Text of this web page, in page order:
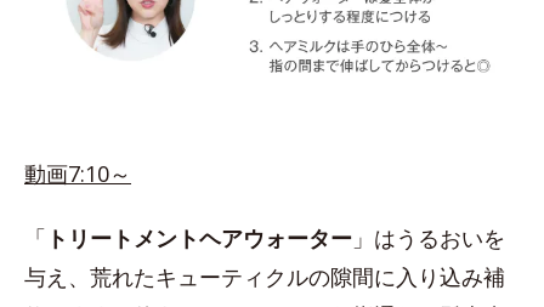
動画7:10～
「 トリートメントヘアウォーター 」はうるおいを
与え、荒れたキューティクルの隙間に入り込み補